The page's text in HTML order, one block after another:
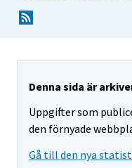
Denna sida är
Uppgifter som
den förnyade
Gå till den nya